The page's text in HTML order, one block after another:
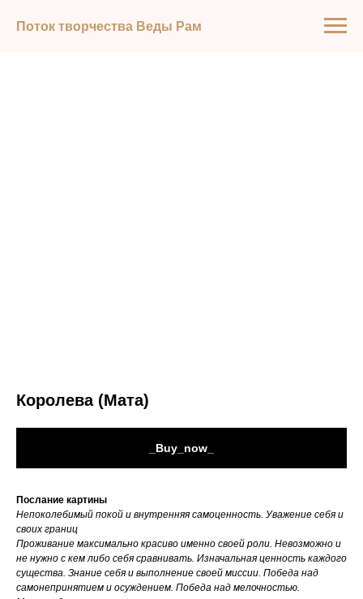
Поток творчества Веды Рам
Королева (Мата)
_Buy_now_
Послание картины
Непоколебимый покой и внутренняя самоценность. Уважение себя и
своих границ
Проживание максимально красиво именно своей роли. Невозможно и
не нужно с кем либо себя сравнивать. Изначальная ценность каждого
существа. Знание себя и выполнение своей миссии. Победа над
самонепринятием и осуждением. Победа над мелочностью.